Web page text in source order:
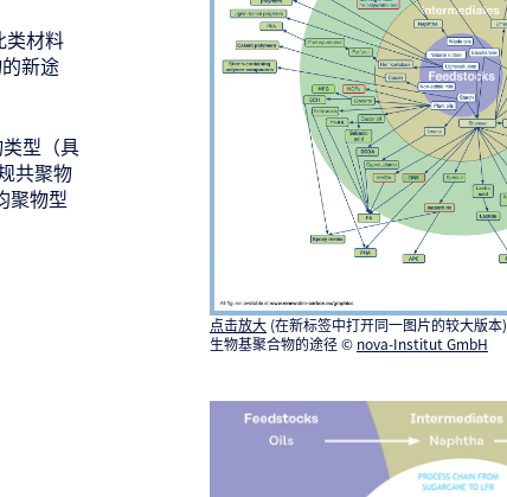
类材料
新途
型（具
共聚物
聚物型
点击放大 (在新标签中打开同一图片的较大版本)
生物基聚合物的途径 © nova-Institut GmbH